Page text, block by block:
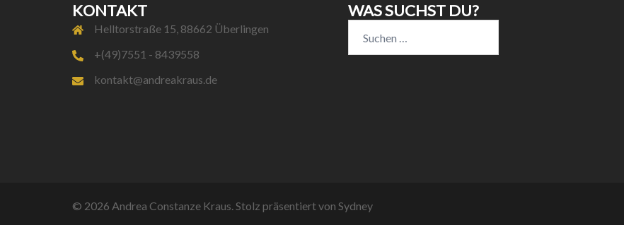
KONTAKT
Helltorstraße 15, 88662 Überlingen
+(49)7551 - 8439558
kontakt@andreakraus.de
WAS SUCHST DU?
nach:
© 2026 Andrea Constanze Kraus. Stolz präsentiert von Sydney